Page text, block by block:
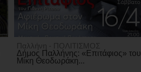
Παλλήνη - ΠΟΛΙΤΙΣΜΟΣ
Δήμος Παλλήνης: «Επιτάφιος» του
Μίκη Θεοδωράκη...